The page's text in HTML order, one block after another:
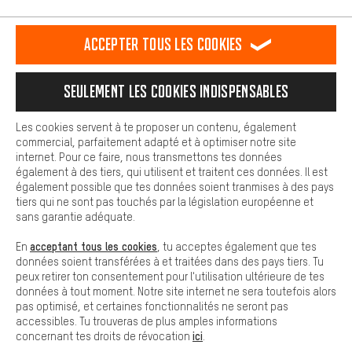
RÉSILIER LE CONTRAT Communauté d'Aix-la-Chapelle
Programme d'affiliation Mentions Légales Protection des données
Conditions générales de vente Plateforme d'Alerte
Reprise des batteries Corepile Paramètres de cookies
Modifier le contraste
Tous les prix s'entendent en euros (MwSt hors) plus les
frais de portpour la livraison versÉtats-Unis.
est plus confortable. Avec les cookies de confort, nous
Nous pouvons ainsi mettre à ta disposition d'autres contenus et
informations utiles. De plus, tu as la possibilité d'utiliser des
facilement les bons produits. Par exemple, nous proposons une
facilement aux questions.
Cookies de base
Les cookies de base garantissent que tu puisses utiliser les
fonctions de notre site web.
Accepter tous les cookies
Seulement les cookies indispensables
Les cookies servent à te proposer un contenu, également
commercial, parfaitement adapté et à optimiser notre site
internet. Pour ce faire, nous transmettons tes données
également à des tiers, qui utilisent et traitent ces données. Il est
également possible que tes données soient tranmises à des pays
tiers qui ne sont pas touchés par la législation européenne et
sans garantie adéquate.
En acceptant tous les cookies , tu acceptes également que tes
données soient transférées à et traitées dans des pays tiers. Tu
peux retirer ton consentement pour l'utilisation ultérieure de tes
données à tout moment. Notre site internet ne sera toutefois alors
pas optimisé, et certaines fonctionnalités ne seront pas
accessibles. Tu trouveras de plus amples informations
concernant tes droits de révocation ici